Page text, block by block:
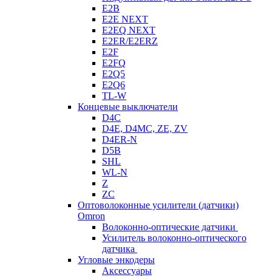
E2B
E2E NEXT
E2EQ NEXT
E2ER/E2ERZ
E2F
E2FQ
E2Q5
E2Q6
TL-W
Концевые выключатели
D4C
D4E, D4MC, ZE, ZV
D4ER-N
D5B
SHL
WL-N
Z
ZC
Оптоволоконные усилители (датчики)
Omron
Волоконно-оптические датчики
Усилитель волоконно-оптического
датчика
Угловые энкодеры
Аксессуары